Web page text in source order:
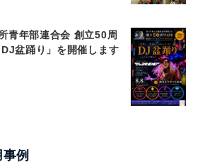
青年部連合会 創立50周
盆踊り」を開催します
例